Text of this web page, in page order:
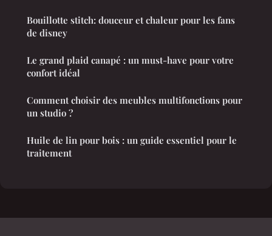
Bouillotte stitch: douceur et chaleur pour les fans
de disney
Le grand plaid canapé : un must-have pour votre
confort idéal
Comment choisir des meubles multifonctions pour
un studio ?
Huile de lin pour bois : un guide essentiel pour le
traitement